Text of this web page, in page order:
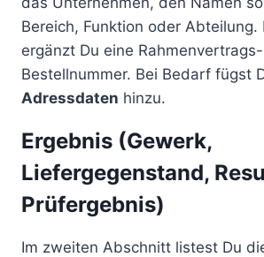
Bereich, Funktion oder Abteilung.
ergänzt Du eine
Bestellnummer. Bei Bedarf fügst
Adressdaten hinzu.
Ergebnis (Gewerk,
Liefergegenstand,
Prüfergebnis)
Im zweiten Abschnitt listest Du